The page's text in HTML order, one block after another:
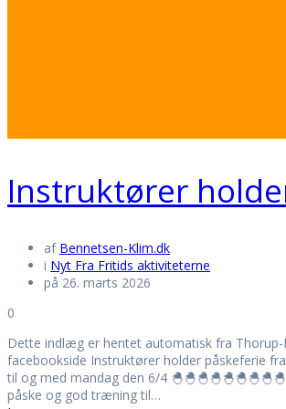
Instruktører
af Bennetsen-Klim.dk
i Nyt Fra Fritids aktiviteterne
på 26. marts 2026
0
Dette indlæg er hentet automatisk fra
facebookside Instruktører holder påskeferie
til og med mandag den 6/4
påske og god træning til…